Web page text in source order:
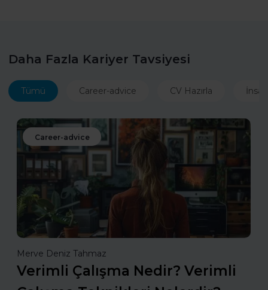
Daha Fazla Kariyer Tavsiyesi
Tümü Career-advice CV Hazırla
Career-advice
Merve Deniz Tahmaz
Verimli Çalışma Nedir? Verimli